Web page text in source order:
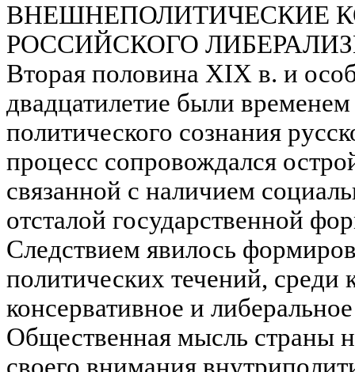
ВНЕШНЕПОЛИТИЧЕСКИЕ
РОССИЙСКОГО
Вторая половина XIX в. и
двадцатилетие были
политического сознания
процесс сопровождался
связанной с наличием
отсталой государственной
Следствием явилось
политических течений,
консервативное и
Общественная мысль страны